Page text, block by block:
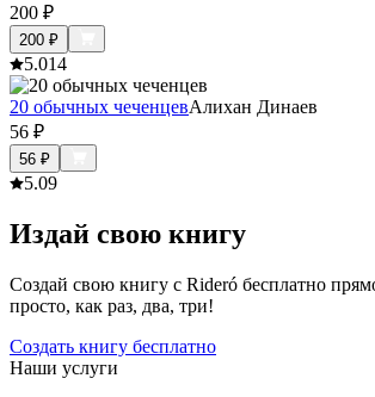
200 ₽
200 ₽
5.014
20 обычных чеченцевАлихан Динаев
56 ₽
56 ₽
5.09
Издай свою книгу
Создай свою книгу с Rideró бесплатно
просто, как раз, два, три!
Создать книгу бесплатно
Наши услуги